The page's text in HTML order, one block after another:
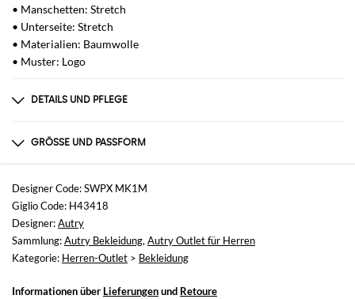
• Manschetten: Stretch
• Unterseite: Stretch
• Materialien: Baumwolle
• Muster: Logo
DETAILS UND PFLEGE
100% COTTON
GRÖSSE UND PASSFORM
Größen
nicht verfügbar
Größe und Passform
Relaxed-Fit
Designer Code: SWPX MK1M
Giglio Code: H43418
Designer:Autry
Sammlung:Autry Bekleidung, Autry Outlet für Herren
Kategorie: Herren-Outlet > Bekleidung
Informationen über Lieferungenund Retoure